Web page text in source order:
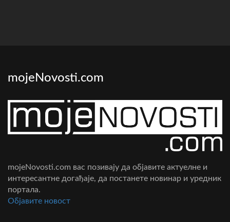
mojeNovosti.com
mojeNovosti.com вас позивају да објавите актуелне и
интересантне догађаје, да постанете новинар и уредник
портала.
Oбјавите новост